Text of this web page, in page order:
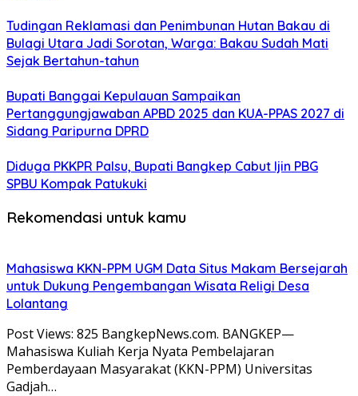
Tudingan Reklamasi dan Penimbunan Hutan Bakau di
Bulagi Utara Jadi Sorotan, Warga: Bakau Sudah Mati
Sejak Bertahun-tahun
Bupati Banggai Kepulauan Sampaikan
Pertanggungjawaban APBD 2025 dan KUA-PPAS 2027 di
Sidang Paripurna DPRD
Diduga PKKPR Palsu, Bupati Bangkep Cabut Ijin PBG
SPBU Kompak Patukuki
Rekomendasi untuk kamu
Mahasiswa KKN-PPM UGM Data Situs Makam Bersejarah
untuk Dukung Pengembangan Wisata Religi Desa
Lolantang
Post Views: 825 BangkepNews.com. BANGKEP—
Mahasiswa Kuliah Kerja Nyata Pembelajaran
Pemberdayaan Masyarakat (KKN-PPM) Universitas
Gadjah…